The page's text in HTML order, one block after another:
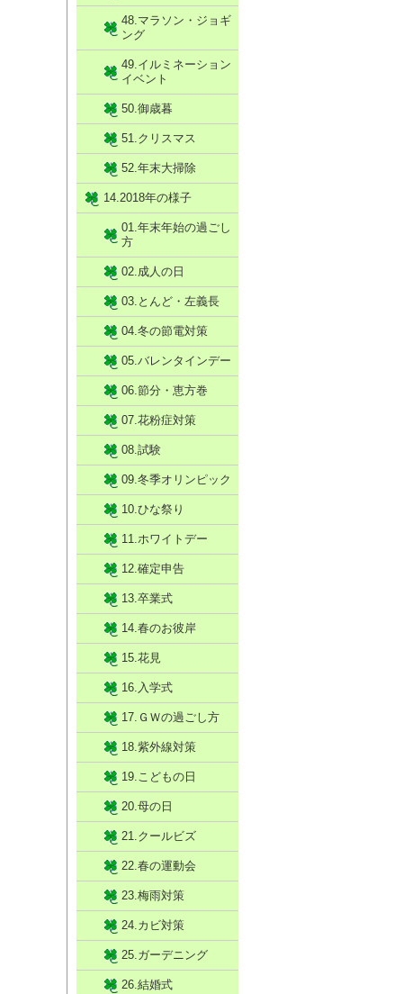
48.マラソン・ジョギ
ング
49.イルミネーション
イベント
50.御歳暮
51.クリスマス
52.年末大掃除
14.2018年の様子
01.年末年始の過ごし
方
02.成人の日
03.とんど・左義長
04.冬の節電対策
05.バレンタインデー
06.節分・恵方巻
07.花粉症対策
08.試験
09.冬季オリンピック
10.ひな祭り
11.ホワイトデー
12.確定申告
13.卒業式
14.春のお彼岸
15.花見
16.入学式
17.ＧＷの過ごし方
18.紫外線対策
19.こどもの日
20.母の日
21.クールビズ
22.春の運動会
23.梅雨対策
24.カビ対策
25.ガーデニング
26.結婚式